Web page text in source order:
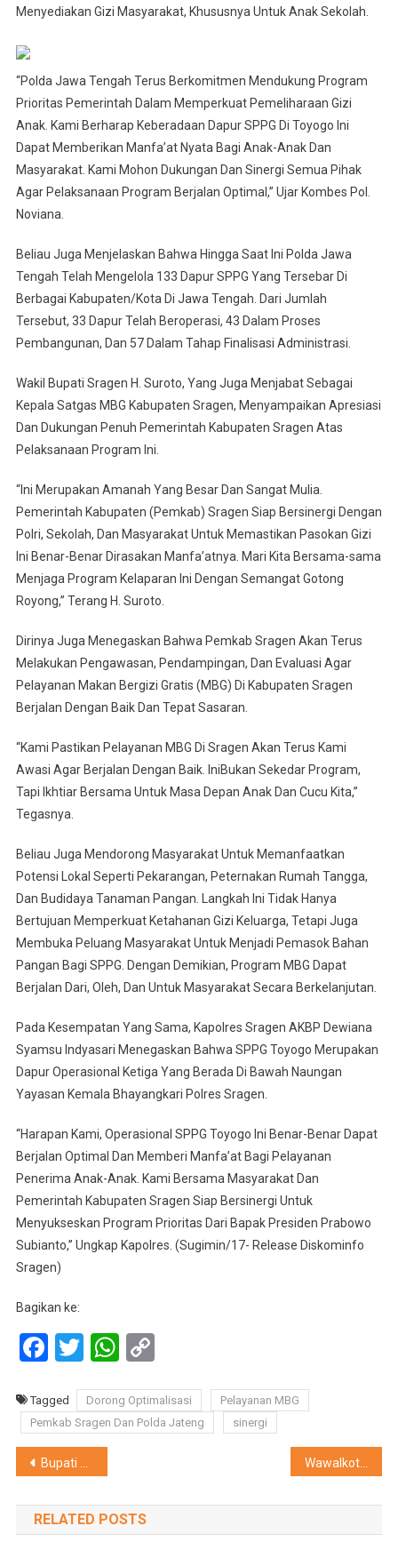
Menyediakan Gizi Masyarakat, Khususnya Untuk Anak Sekolah.
“Polda Jawa Tengah Terus Berkomitmen Mendukung Program
Prioritas Pemerintah Dalam Memperkuat Pemeliharaan Gizi
Anak. Kami Berharap Keberadaan Dapur SPPG Di Toyogo Ini
Dapat Memberikan Manfa’at Nyata Bagi Anak-Anak Dan
Masyarakat. Kami Mohon Dukungan Dan Sinergi Semua Pihak
Agar Pelaksanaan Program Berjalan Optimal,” Ujar Kombes Pol.
Noviana.
Beliau Juga Menjelaskan Bahwa Hingga Saat Ini Polda Jawa
Tengah Telah Mengelola 133 Dapur SPPG Yang Tersebar Di
Berbagai Kabupaten/Kota Di Jawa Tengah. Dari Jumlah
Tersebut, 33 Dapur Telah Beroperasi, 43 Dalam Proses
Pembangunan, Dan 57 Dalam Tahap Finalisasi Administrasi.
Wakil Bupati Sragen H. Suroto, Yang Juga Menjabat Sebagai
Kepala Satgas MBG Kabupaten Sragen, Menyampaikan Apresiasi
Dan Dukungan Penuh Pemerintah Kabupaten Sragen Atas
Pelaksanaan Program Ini.
“Ini Merupakan Amanah Yang Besar Dan Sangat Mulia.
Pemerintah Kabupaten (Pemkab) Sragen Siap Bersinergi Dengan
Polri, Sekolah, Dan Masyarakat Untuk Memastikan Pasokan Gizi
Ini Benar-Benar Dirasakan Manfa’atnya. Mari Kita Bersama-sama
Menjaga Program Kelaparan Ini Dengan Semangat Gotong
Royong,” Terang H. Suroto.
Dirinya Juga Menegaskan Bahwa Pemkab Sragen Akan Terus
Melakukan Pengawasan, Pendampingan, Dan Evaluasi Agar
Pelayanan Makan Bergizi Gratis (MBG) Di Kabupaten Sragen
Berjalan Dengan Baik Dan Tepat Sasaran.
“Kami Pastikan Pelayanan MBG Di Sragen Akan Terus Kami
Awasi Agar Berjalan Dengan Baik. IniBukan Sekedar Program,
Tapi Ikhtiar Bersama Untuk Masa Depan Anak Dan Cucu Kita,”
Tegasnya.
Beliau Juga Mendorong Masyarakat Untuk Memanfaatkan
Potensi Lokal Seperti Pekarangan, Peternakan Rumah Tangga,
Dan Budidaya Tanaman Pangan. Langkah Ini Tidak Hanya
Bertujuan Memperkuat Ketahanan Gizi Keluarga, Tetapi Juga
Membuka Peluang Masyarakat Untuk Menjadi Pemasok Bahan
Pangan Bagi SPPG. Dengan Demikian, Program MBG Dapat
Berjalan Dari, Oleh, Dan Untuk Masyarakat Secara Berkelanjutan.
Pada Kesempatan Yang Sama, Kapolres Sragen AKBP Dewiana
Syamsu Indyasari Menegaskan Bahwa SPPG Toyogo Merupakan
Dapur Operasional Ketiga Yang Berada Di Bawah Naungan
Yayasan Kemala Bhayangkari Polres Sragen.
“Harapan Kami, Operasional SPPG Toyogo Ini Benar-Benar Dapat
Berjalan Optimal Dan Memberi Manfa’at Bagi Pelayanan
Penerima Anak-Anak. Kami Bersama Masyarakat Dan
Pemerintah Kabupaten Sragen Siap Bersinergi Untuk
Menyukseskan Program Prioritas Dari Bapak Presiden Prabowo
Subianto,” Ungkap Kapolres. (Sugimin/17- Release Diskominfo
Sragen)
Bagikan ke:
Facebook
TwitterWhatsApp
Copy
Tagged Dorong Optimalisasi
Pelayanan MBG
Pemkab Sragen Dan Polda Jateng
sinergi
Navigasi
pos
Bupati Sragen Tekankan Inovasi Layanan Dan Literasi Digital Di Perpustakaan Daerah
RELATED POSTS